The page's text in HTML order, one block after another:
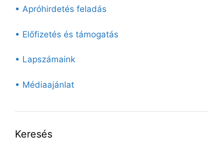
• Apróhirdetés feladás
• Előfizetés és támogatás
• Lapszámaink
• Médiaajánlat
Keresés